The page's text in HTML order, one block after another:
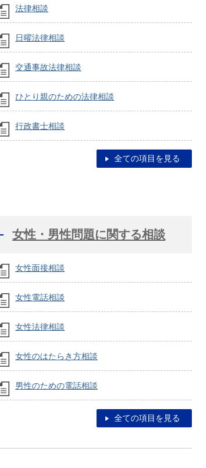
法律相談
日曜法律相談
交通事故法律相談
ひとり親のための法律相談
行政書士相談
全ての項目を見る
女性・男性問題に関する相談
女性面接相談
女性電話相談
女性法律相談
女性のはたらき方相談
男性のための電話相談
全ての項目を見る